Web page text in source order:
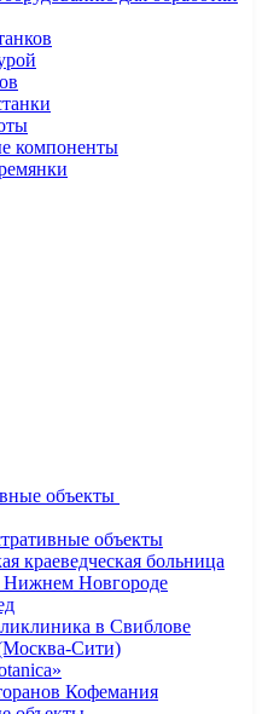
компоненты
объекты
объекты
краеведческая больница
Новгороде
в Свиблове
Сити)
Кофемания